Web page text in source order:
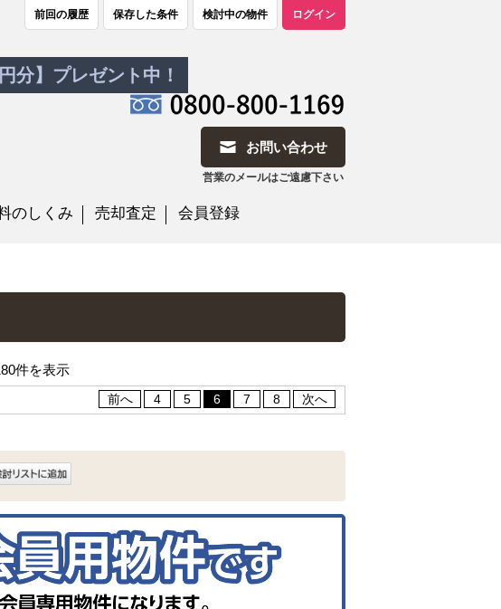
前回の履歴 保存した条件 検討中の物件 ログイン
分】プレゼント中！
お問い合わせ
営業のメールはご遠慮下さい
のしくみ 売却査定 会員登録
件を表示
前へ 4 5 6 7 8 次へ